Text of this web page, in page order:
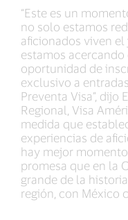
“Este es un
no solo estamos
aficionados viven
estamos
oportunidad de
exclusivo a
Preventa Visa”, dijo
Regional, Visa
medida que
experiencias de
hay mejor
promesa que en la
grande de la
región, con México